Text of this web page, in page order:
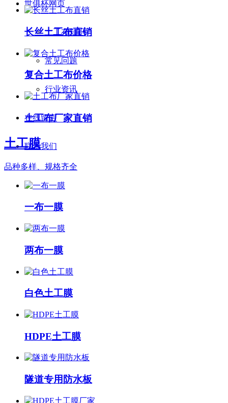
世俱杯网页
土工布知识
常见问题
行业资讯
在线留言
联系我们
长丝土工布直销
复合土工布价格
土工布厂家直销
土工膜
品种多样、规格齐全
一布一膜
两布一膜
白色土工膜
HDPE土工膜
隧道专用防水板